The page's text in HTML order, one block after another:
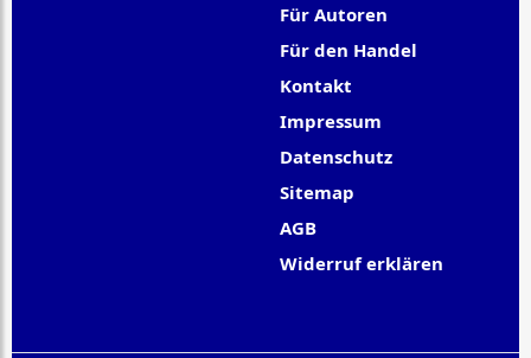
Für Autoren
Für den Handel
Kontakt
Impressum
Datenschutz
Sitemap
AGB
Widerruf erklären